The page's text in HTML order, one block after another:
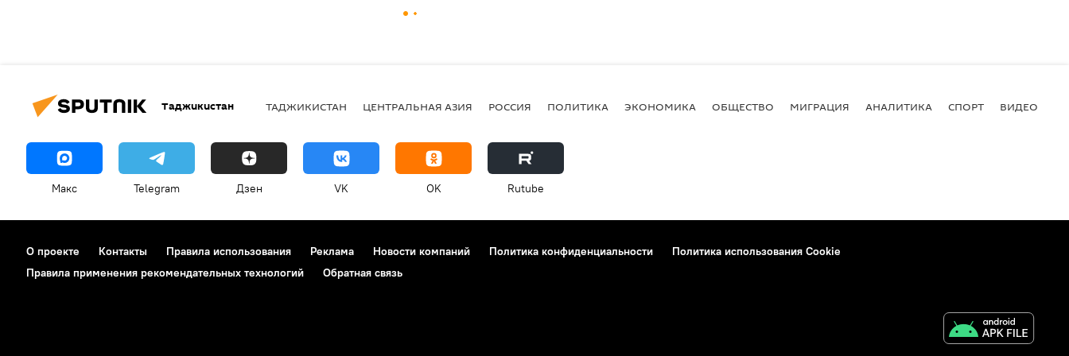
Таджикистан ТАДЖИКИСТАН ЦЕНТРАЛЬНАЯ АЗИЯ РОССИЯ ПОЛИТИКА ЭКОНОМИКА ОБЩЕСТВО МИГРАЦИЯ АНАЛИТИКА СПОРТ ВИДЕО
Макс Telegram Дзен VK OK Rutube
О проекте Контакты Правила использования Реклама Новости компаний Политика конфиденциальности
Политика использования Cookie
Правила применения рекомендательных технологий
Обратная связь